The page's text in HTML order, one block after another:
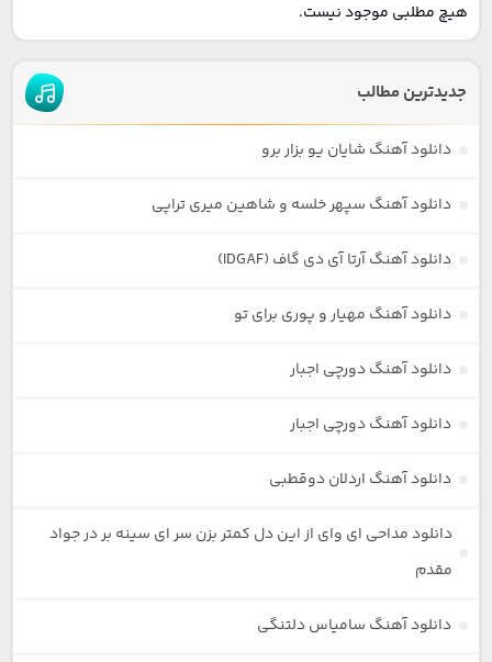
هیچ مطلبی موجود نیست.
جدیدترین مطالب
دانلود آهنگ شایان یو بزار برو
دانلود آهنگ سپهر خلسه و شاهین میری تراپی
دانلود آهنگ آرتا آی دی گاف (IDGAF)
دانلود آهنگ مهیار و پوری برای تو
دانلود آهنگ دورچی اجبار
دانلود آهنگ دورچی اجبار
دانلود آهنگ اردلان دوقطبی
دانلود مداحی ای وای از این دل کمتر بزن سر ای سینه بر در جواد
مقدم
دانلود آهنگ سامیاس دلتنگی